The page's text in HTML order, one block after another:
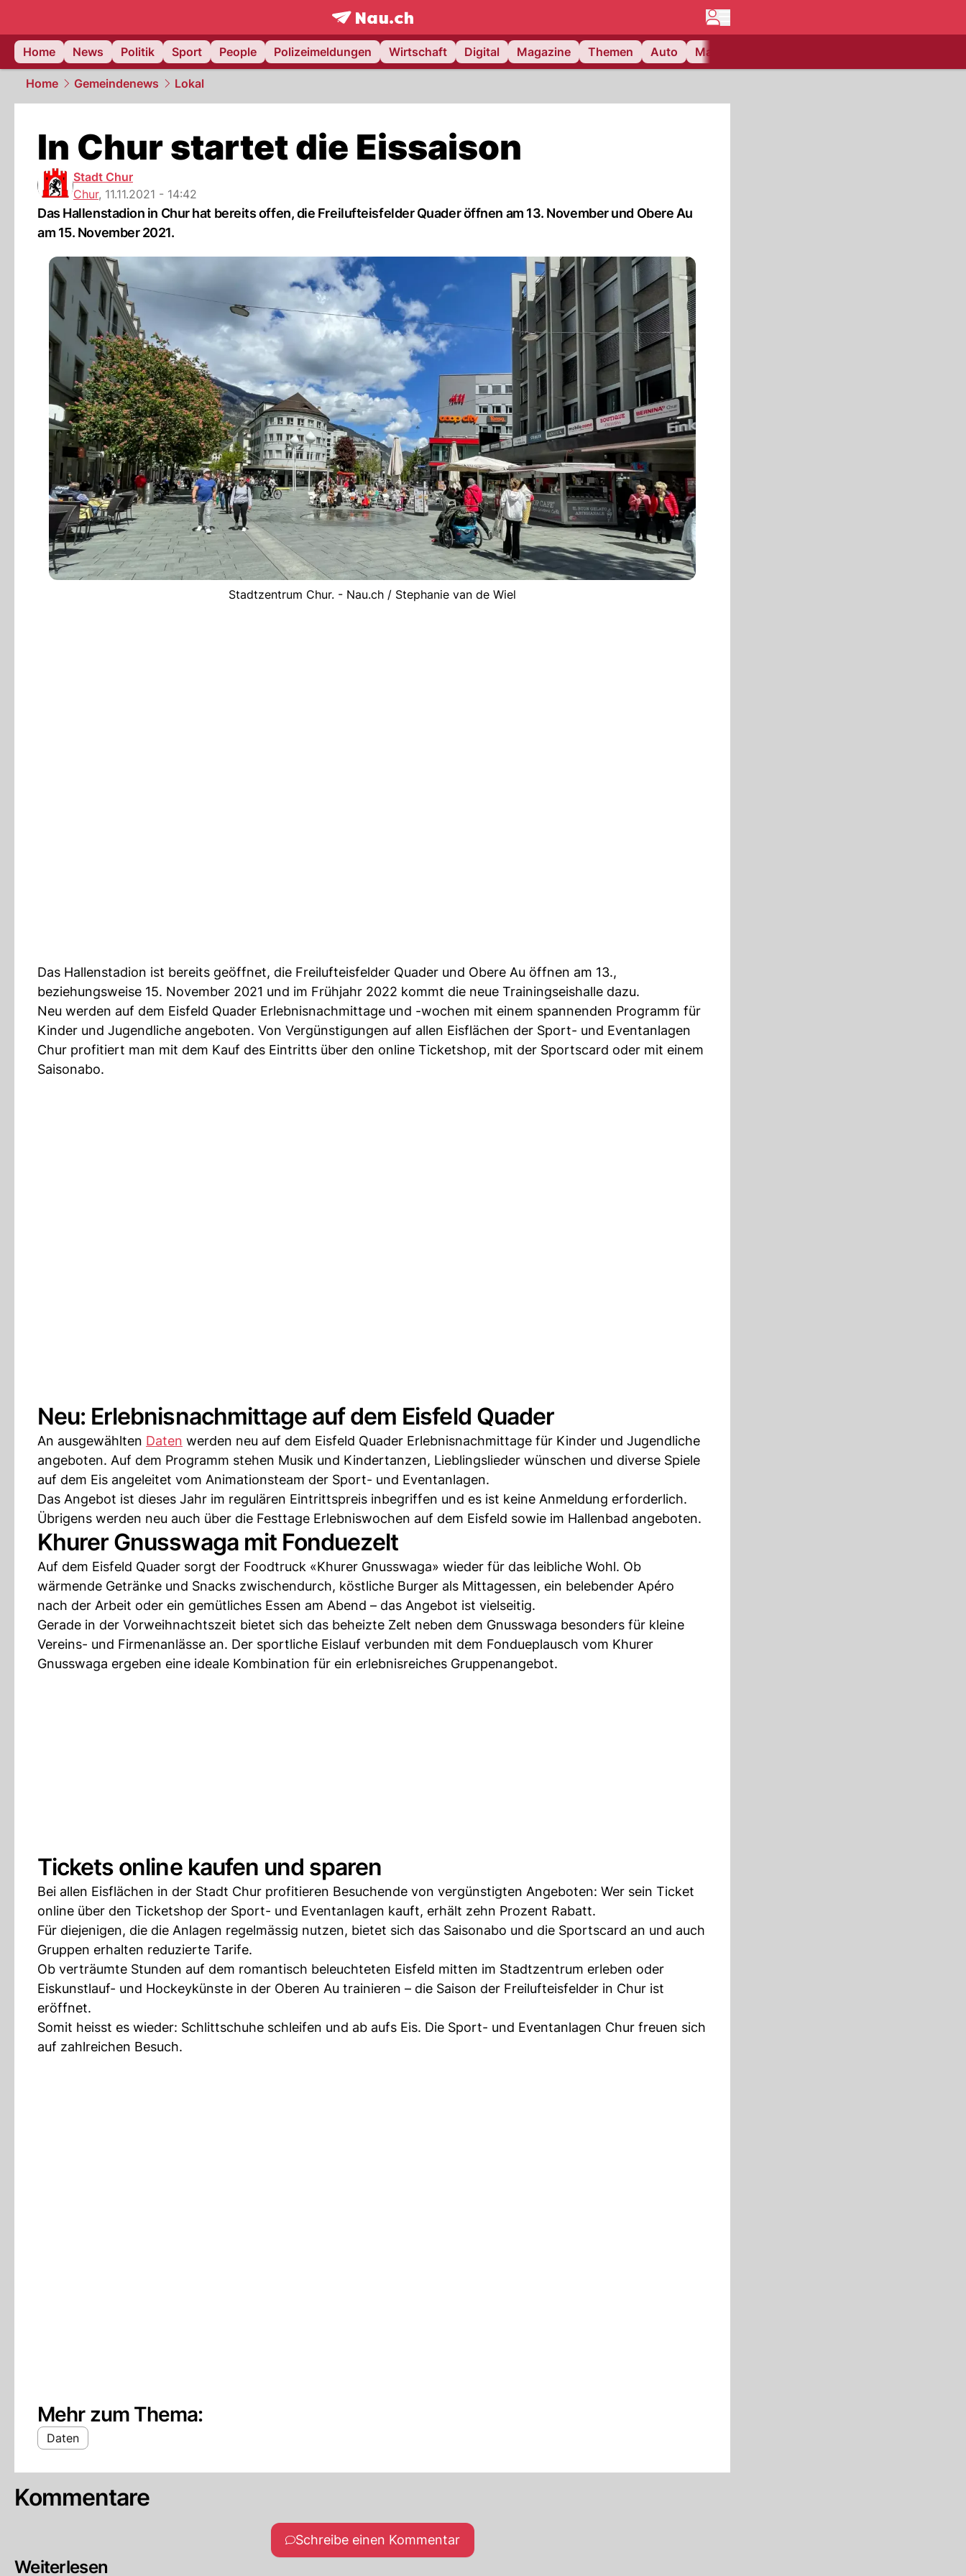
frontpage.NAU.ch
Home
News Politik Sport People Polizeimeldungen Wirtschaft Digital Magazine Themen Auto Matchcenter
Home Gemeindenews Lokal
In Chur startet die Eissaison
Stadt Chur
Chur, 11.11.2021 - 14:42
Das Hallenstadion in Chur hat bereits offen, die Freilufteisfelder Quader öffnen am 13. November und Obere Au
am 15. November 2021.
Stadtzentrum Chur. - Nau.ch / Stephanie van de Wiel
Das Hallenstadion ist bereits geöffnet, die Freilufteisfelder Quader und Obere Au öffnen am 13.,
beziehungsweise 15. November 2021 und im Frühjahr 2022 kommt die neue Trainingseishalle dazu.
Neu werden auf dem Eisfeld Quader Erlebnisnachmittage und -wochen mit einem spannenden Programm für
Kinder und Jugendliche angeboten. Von Vergünstigungen auf allen Eisflächen der Sport- und Eventanlagen
Chur profitiert man mit dem Kauf des Eintritts über den online Ticketshop, mit der Sportscard oder mit einem
Saisonabo.
Neu: Erlebnisnachmittage auf dem Eisfeld Quader
An ausgewählten Daten werden neu auf dem Eisfeld Quader Erlebnisnachmittage für Kinder und Jugendliche
angeboten. Auf dem Programm stehen Musik und Kindertanzen, Lieblingslieder wünschen und diverse Spiele
auf dem Eis angeleitet vom Animationsteam der Sport- und Eventanlagen.
Das Angebot ist dieses Jahr im regulären Eintrittspreis inbegriffen und es ist keine Anmeldung erforderlich.
Übrigens werden neu auch über die Festtage Erlebniswochen auf dem Eisfeld sowie im Hallenbad angeboten.
Khurer Gnusswaga mit Fonduezelt
Auf dem Eisfeld Quader sorgt der Foodtruck «Khurer Gnusswaga» wieder für das leibliche Wohl. Ob
wärmende Getränke und Snacks zwischendurch, köstliche Burger als Mittagessen, ein belebender Apéro
nach der Arbeit oder ein gemütliches Essen am Abend – das Angebot ist vielseitig.
Gerade in der Vorweihnachtszeit bietet sich das beheizte Zelt neben dem Gnusswaga besonders für kleine
Vereins- und Firmenanlässe an. Der sportliche Eislauf verbunden mit dem Fondueplausch vom Khurer
Gnusswaga ergeben eine ideale Kombination für ein erlebnisreiches Gruppenangebot.
Tickets online kaufen und sparen
Bei allen Eisflächen in der Stadt Chur profitieren Besuchende von vergünstigten Angeboten: Wer sein Ticket
online über den Ticketshop der Sport- und Eventanlagen kauft, erhält zehn Prozent Rabatt.
Für diejenigen, die die Anlagen regelmässig nutzen, bietet sich das Saisonabo und die Sportscard an und auch
Gruppen erhalten reduzierte Tarife.
Ob verträumte Stunden auf dem romantisch beleuchteten Eisfeld mitten im Stadtzentrum erleben oder
Eiskunstlauf- und Hockeykünste in der Oberen Au trainieren – die Saison der Freilufteisfelder in Chur ist
eröffnet.
Somit heisst es wieder: Schlittschuhe schleifen und ab aufs Eis. Die Sport- und Eventanlagen Chur freuen sich
auf zahlreichen Besuch.
Mehr zum Thema:
Daten
Kommentare
Schreibe einen Kommentar
Weiterlesen